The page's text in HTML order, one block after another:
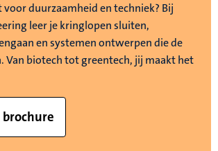
voor duurzaamheid en techniek? Bij
leer je kringlopen sluiten,
en systemen ontwerpen die de
Van biotech tot greentech, jij maakt het